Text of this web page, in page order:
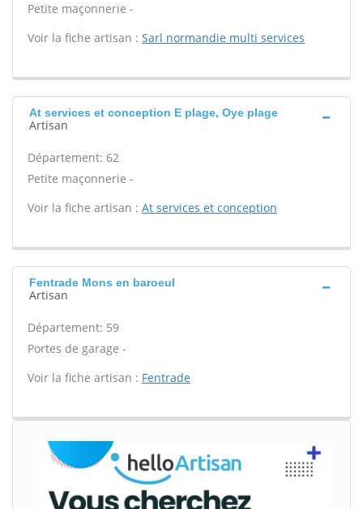
Petite maçonnerie -
Voir la fiche artisan : Sarl normandie multi services
At services et conception E plage, Oye plage
Artisan
Département: 62
Petite maçonnerie -
Voir la fiche artisan : At services et conception
Fentrade Mons en baroeul
Artisan
Département: 59
Portes de garage -
Voir la fiche artisan : Fentrade